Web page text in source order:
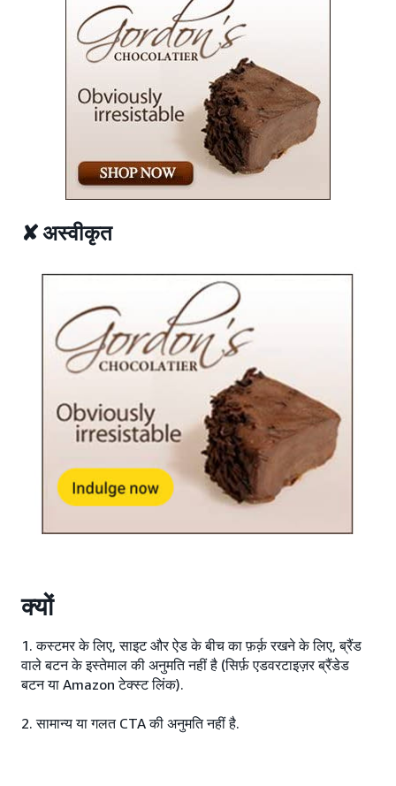
✘ अस्वीकृत
क्यों
1. कस्टमर के लिए, साइट और ऐड के बीच का फ़र्क़ रखने के लिए, ब्रैंड
वाले बटन के इस्तेमाल की अनुमति नहीं है (सिर्फ़ एडवरटाइज़र ब्रैंडेड
बटन या Amazon टेक्स्ट लिंक).
2. सामान्य या गलत CTA की अनुमति नहीं है.